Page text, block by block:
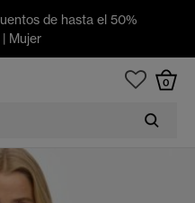
de hasta el 50%
| Mujer
0